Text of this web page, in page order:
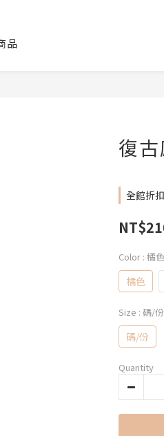
品
復
全館折
Color : 橘色
橘色
Size : 碼/份
碼/份
Quantity